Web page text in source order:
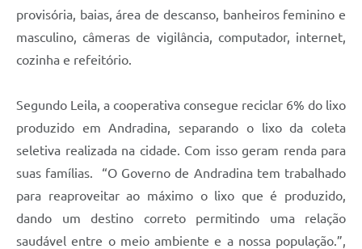
provisória, baias, área de descanso, banheiros feminino e
masculino, câmeras de vigilância, computador, internet,
cozinha e refeitório.
Segundo Leila, a cooperativa consegue reciclar 6% do lixo
produzido em Andradina, separando o lixo da coleta
seletiva realizada na cidade. Com isso geram renda para
suas famílias. “O Governo de Andradina tem trabalhado
para reaproveitar ao máximo o lixo que é produzido,
dando um destino correto permitindo uma relação
saudável entre o meio ambiente e a nossa população.”,